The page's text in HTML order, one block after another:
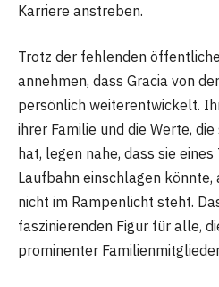
Karriere anstreben.
Trotz der fehlenden
annehmen, dass Gracia von
persönlich weiterentwickelt.
ihrer Familie und die Werte,
hat, legen nahe, dass sie
Laufbahn einschlagen könnte,
nicht im Rampenlicht steht.
faszinierenden Figur für alle,
prominenter